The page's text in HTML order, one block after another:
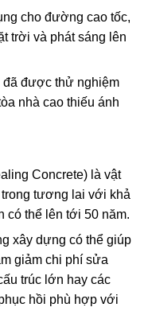
cho đường cao tốc,
trời và phát sáng lên
đã được thử nghiệm
nhà cao thiếu ánh
Concrete) là vật
tương lai với khả
có thể lên tới 50 năm.
xây dựng có thể giúp
giảm chi phí sửa
trúc lớn hay các
hồi phù hợp với